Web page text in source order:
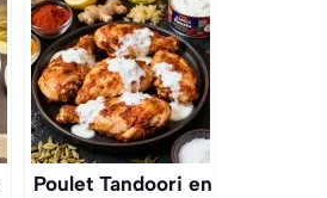
Épicée
Poulet Tandoori en